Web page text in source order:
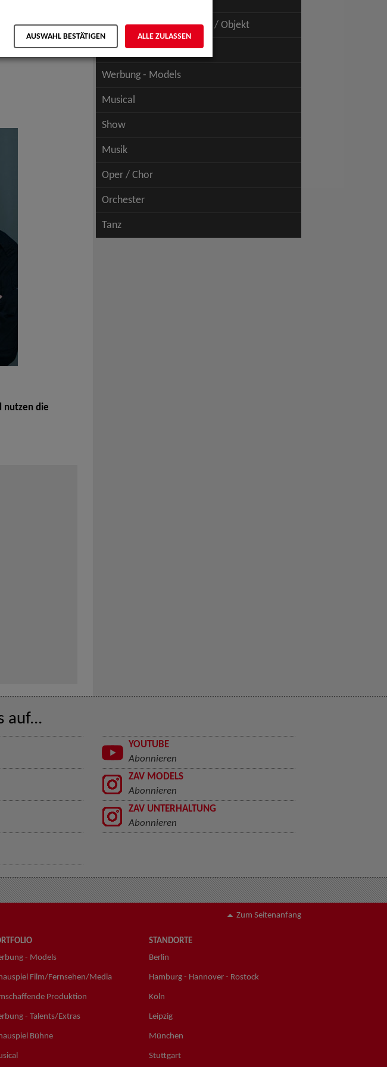
nutzen die
Schauspiel - Figur / Puppe / Objekt
Werbung - Talents
Werbung - Models
Musical
Show
Musik
Oper / Chor
Orchester
Tanz
auf...
YOUTUBE
Abonnieren
ZAV MODELS
Abonnieren
ZAV UNTERHALTUNG
Abonnieren
Zum Seitenanfang
- Models
Film/Fernsehen/Media
Produktion
- Talents/Extras
Bühne
STANDORTE
Berlin
Hamburg - Hannover - Rostock
Köln
Leipzig
München
Stuttgart
AUSWAHL BESTÄTIGEN ALLE ZULASSEN